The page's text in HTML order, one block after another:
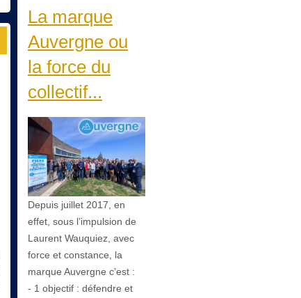
La marque
Auvergne ou
la force du
collectif...
Depuis juillet 2017, en
effet, sous l’impulsion de
Laurent Wauquiez, avec
force et constance, la
marque Auvergne c’est :
- 1 objectif : défendre et